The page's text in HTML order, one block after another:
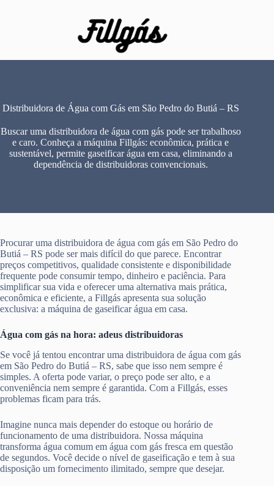
Distribuidora de Água com Gás em São Pedro do Butiá – RS
Buscar uma distribuidora de água com gás pode ser trabalhoso
e caro. Conheça a máquina Fillgás: econômica, prática e
sustentável, permite gaseificar água em casa, eliminando a
dependência de distribuidoras convencionais.
Procurar uma distribuidora de água com gás em São Pedro do
Butiá – RS pode ser mais difícil do que parece. Encontrar
preços competitivos, qualidade consistente e disponibilidade
frequente pode consumir tempo, dinheiro e paciência. Para
simplificar sua vida e oferecer uma alternativa mais prática,
econômica e eficiente, a Fillgás apresenta sua solução
exclusiva: a máquina de gaseificar água em casa.
Água com gás na hora: adeus distribuidoras
Se você já tentou encontrar uma distribuidora de água com gás
em São Pedro do Butiá – RS, sabe que isso nem sempre é
simples. A oferta pode variar, o preço pode ser alto, e a
conveniência nem sempre é garantida. Com a Fillgás, esses
problemas ficam para trás.
Imagine nunca mais depender do estoque ou horário de
funcionamento de uma distribuidora. Nossa máquina
transforma água comum em água com gás fresca em questão
de segundos. Você decide o nível de gaseificação e tem à sua
disposição um fornecimento ilimitado, sempre que desejar.